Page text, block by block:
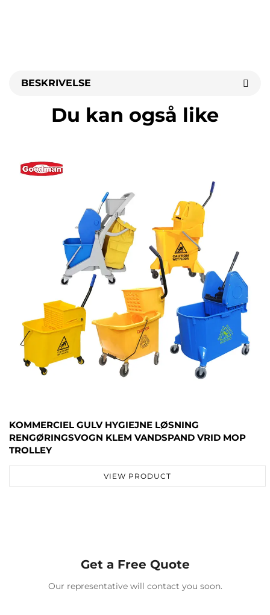
BESKRIVELSE
Du kan også like
KOMMERCIEL GULV HYGIEJNE LØSNING
RENGØRINGSVOGN KLEM VANDSPAND VRID MOP
TROLLEY
VIEW PRODUCT
Get a Free Quote
Our representative will contact you soon.